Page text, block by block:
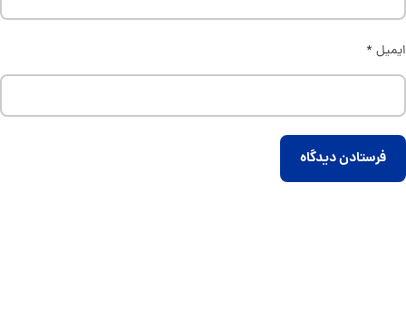
ایمیل*
فرستادن دیدگاه